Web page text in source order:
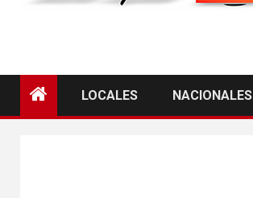
LOCALES NACIONALES